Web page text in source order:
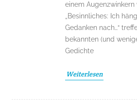
einem Augenzwinkern
„Besinnliches: Ich
Gedanken nach…“
bekannten (und
Gedichte
Weiterlesen